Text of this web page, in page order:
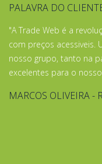
PALAVRA DO
"A Trade Web é a
com preços acessiveis.
nosso grupo, tanto na
excelentes para o
MARCOS OLIVEIRA -